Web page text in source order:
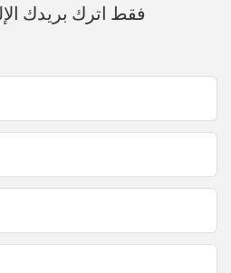
فقط اترك بريدك